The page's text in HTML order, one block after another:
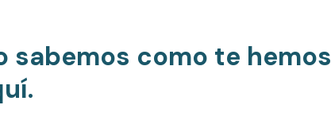
sabemos como te hemos